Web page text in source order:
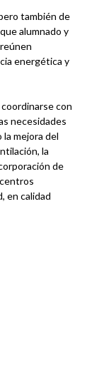
también de
alumnado y
energética y
con
necesidades
mejora del
la
de
en calidad